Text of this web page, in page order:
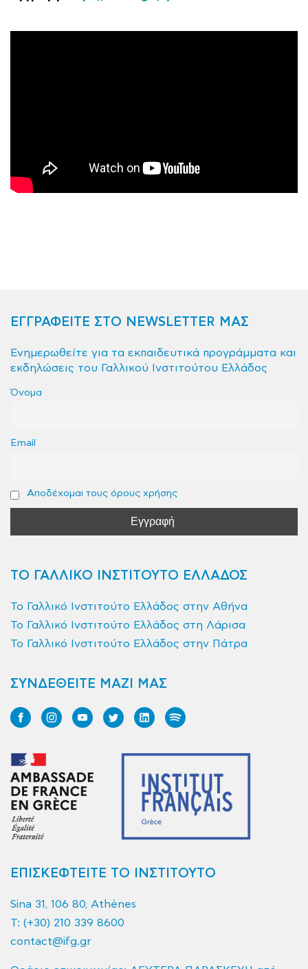
ΕΓΓΡΑΦΕΙΤΕ ΣΤΟ NEWSLETTER ΜΑΣ
Ενημερωθείτε για τα εκπαιδευτικά προγράμματα και
εκδηλώσεις του Γαλλικού Ινστιτούτου Ελλάδος
Όνομα
Email
Αποδέχομαι τους όρους χρήσης
ΤΟ ΓΑΛΛΙΚΟ ΙΝΣΤΙΤΟΥΤΟ ΕΛΛΑΔΟΣ
Το Γαλλικό Ινστιτούτο Ελλάδος στην Αθήνα
Το Γαλλικό Ινστιτούτο Ελλάδος στη Λάρισα
Το Γαλλικό Ινστιτούτο Ελλάδος στην Πάτρα
ΣΥΝΔΕΘΕΙΤΕ ΜΑΖΙ ΜΑΣ
ΕΠΙΣΚΕΦΤΕΙΤΕ ΤΟ ΙΝΣΤΙΤΟΥΤΟ
Sina 31, 106 80, Athènes
T: (+30) 210 339 8600
contact@ifg.gr